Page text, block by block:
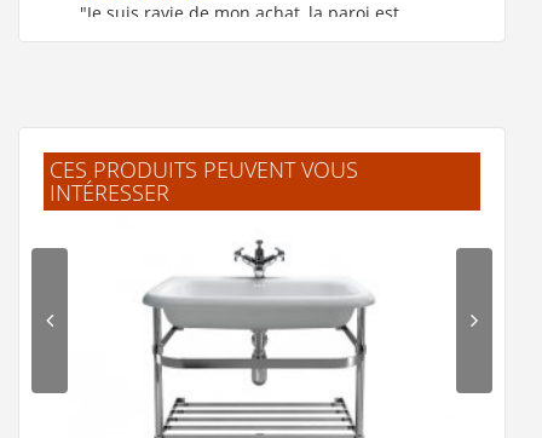
"Je suis ravie de mon achat, la paroi est
formidable."
"ok!!!! merci beaucoup."
"J'ai trouvé facilement mes produits.
Livraison rapide et bien emballé. Merci"
(Février 2026)
"L'article corresprond à la description.
CES PRODUITS PEUVENT VOUS
INTÉRESSER